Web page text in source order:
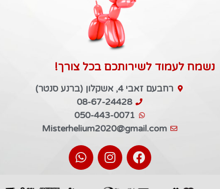
נשמח לעמוד לשירותכם בכל צורך!
רחבעם זאבי 4, אשקלון (ברנע סנטר)
08-67-24428
050-443-0071
Misterhelium2020@gmail.com